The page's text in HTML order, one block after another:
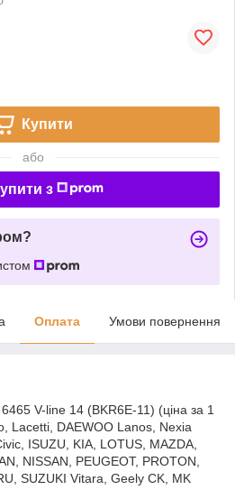
Купити
або
з
Оплата Умови повернення
V-line 14 (BKR6E-11) (ціна за 1
Lacetti, DAEWOO Lanos, Nexia
ISUZU, KIA, LOTUS, MAZDA,
NISSAN, PEUGEOT, PROTON,
SUZUKI Vitara, Geely CK, MK